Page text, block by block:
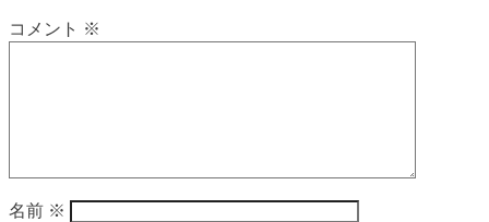
コメント ※
名前 ※